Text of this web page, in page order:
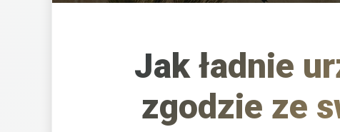
Jak ładnie
zgodzie ze